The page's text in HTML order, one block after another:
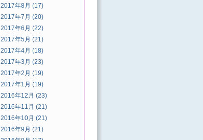
2017年8月 (17)
2017年7月 (20)
2017年6月 (22)
2017年5月 (21)
2017年4月 (18)
2017年3月 (23)
2017年2月 (19)
2017年1月 (19)
2016年12月 (23)
2016年11月 (21)
2016年10月 (21)
2016年9月 (21)